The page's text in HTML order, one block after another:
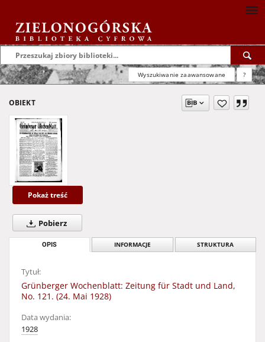
Wyszukiwanie zaawansowane ?
OBIEKT
Pokaż treść
Pobierz
OPIS INFORMACJE STRUKTURA
Tytuł:
Grünberger Wochenblatt: Zeitung für Stadt und Land,
No. 121. (24. Mai 1928)
Data wydania:
1928